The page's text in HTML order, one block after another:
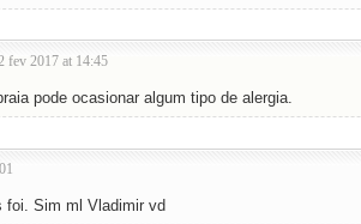
fev 2017 at 14:45
pode ocasionar algum tipo de alergia.
foi. Sim ml Vladimir vd